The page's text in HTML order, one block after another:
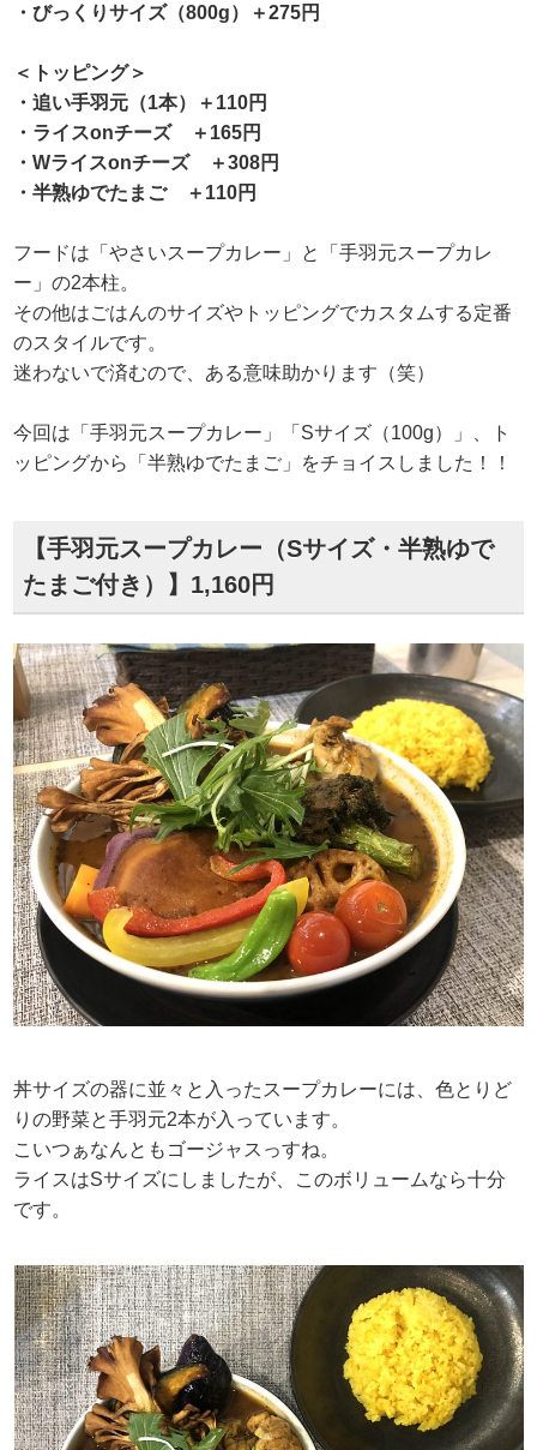
・びっくりサイズ（800g）＋275円
＜トッピング＞
・追い手羽元（1本）＋110円
・ライスonチーズ ＋165円
・Wライスonチーズ ＋308円
・半熟ゆでたまご ＋110円
フードは「やさいスープカレー」と「手羽元スープカレ
ー」の2本柱。
その他はごはんのサイズやトッピングでカスタムする定番
のスタイルです。
迷わないで済むので、ある意味助かります（笑）
今回は「手羽元スープカレー」「Sサイズ（100g）」、ト
ッピングから「半熟ゆでたまご」をチョイスしました！！
【手羽元スープカレー（Sサイズ・半熟ゆで
たまご付き）】1,160円
丼サイズの器に並々と入ったスープカレーには、色とりど
りの野菜と手羽元2本が入っています。
こいつぁなんともゴージャスっすね。
ライスはSサイズにしましたが、このボリュームなら十分
です。